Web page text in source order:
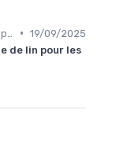
• 19/09/2025
de lin pour les